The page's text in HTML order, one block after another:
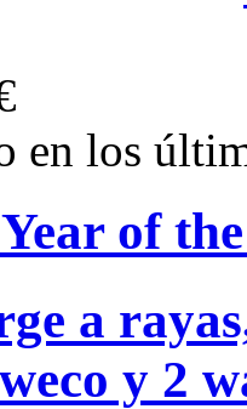
en los
of
a
y 2